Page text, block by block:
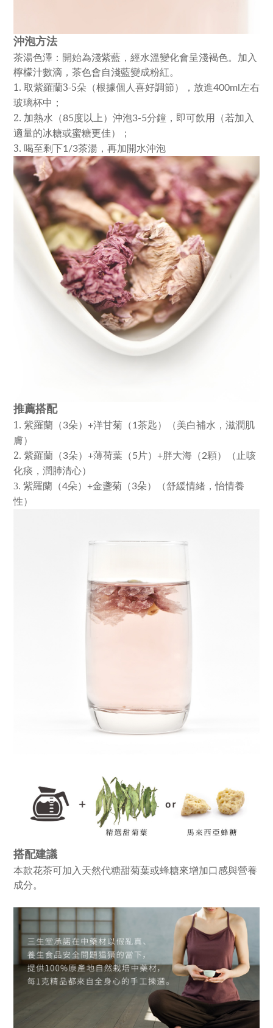
沖泡方法
茶湯色澤：開始為淺紫藍，經水溫變化會呈淺褐色。加入
檸檬汁數滴，茶色會自淺藍變成粉紅。
1. 取紫羅蘭3-5朵（根據個人喜好調節），放進400ml左右
玻璃杯中；
2. 加熱水（85度以上）沖泡3-5分鐘，即可飲用（若加入
適量的冰糖或蜜糖更佳）；
3. 喝至剩下1/3茶湯，再加開水沖泡
推薦搭配
1. 紫羅蘭（3朵） +洋甘菊（1茶匙）（美白補水，滋潤肌
膚）
2. 紫羅蘭（3朵） +薄荷葉（5片） +胖大海（2顆）（止咳
化痰，潤肺清心）
3. 紫羅蘭（4朵） +金盞菊（3朵）（舒緩情緒，怡情養
性）
搭配建議
本款花茶可加入天然代糖甜菊葉或蜂糖來增加口感與營養
成分。